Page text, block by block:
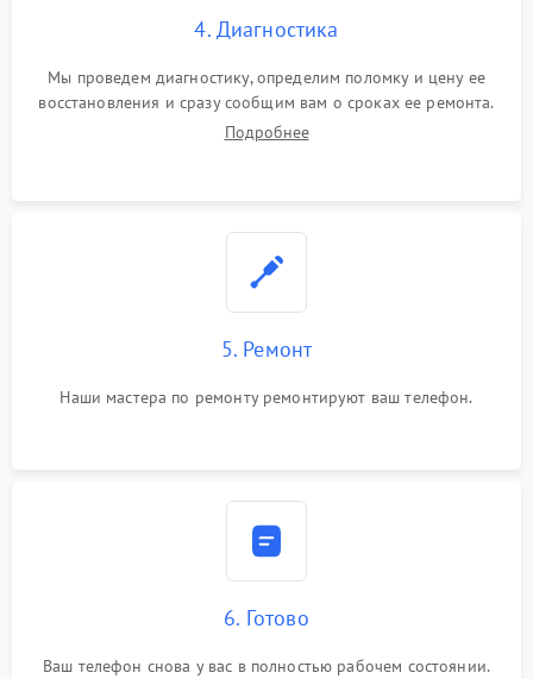
4. Диагностика
Мы проведем диагностику, определим поломку и цену ее
восстановления и сразу сообщим вам о сроках ее ремонта.
Подробнее
5. Ремонт
Наши мастера по ремонту ремонтируют ваш телефон.
6. Готово
Ваш телефон снова у вас в полностью рабочем состоянии.